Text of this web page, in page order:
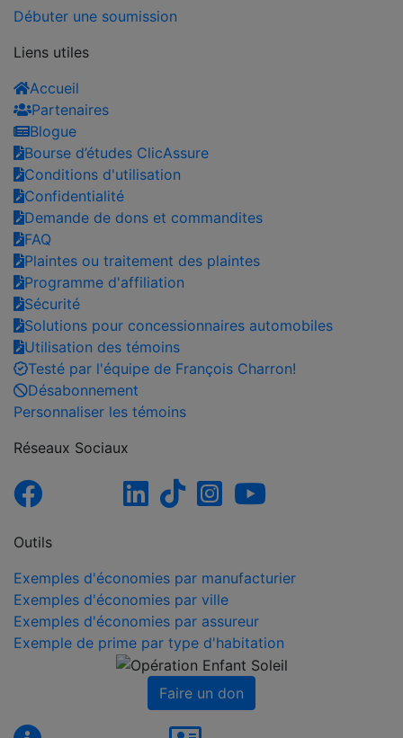
Débuter une soumission
Liens utiles
Accueil
Partenaires
Blogue
Bourse d’études ClicAssure
Conditions d'utilisation
Confidentialité
Demande de dons et commandites
FAQ
Plaintes ou traitement des plaintes
Programme d'affiliation
Sécurité
Solutions pour concessionnaires automobiles
Utilisation des témoins
Testé par l'équipe de François Charron!
Désabonnement
Personnaliser les témoins
Réseaux Sociaux
Outils
Exemples d'économies par manufacturier
Exemples d'économies par ville
Exemples d'économies par assureur
Exemple de prime par type d'habitation
Faire un don